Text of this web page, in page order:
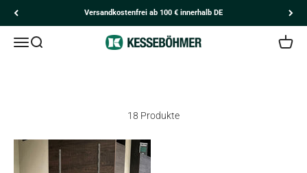
Versandkostenfrei ab 100 € innerhalb DE
Kesseböhmer
Navigationsmenü öffnen
Suche öffnen
18 Produkte